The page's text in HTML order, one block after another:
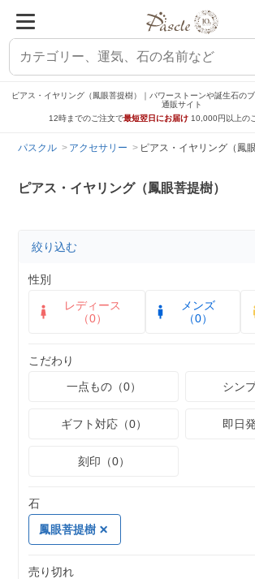
ピアス・イヤリング（鳳眼菩提樹）｜パワーストーンや誕生石の
通販サイト
12時までのご注文で最短翌日にお届け 10,000円以上の
パスクル アクセサリー ピアス・イヤリング（鳳
ピアス・イヤリング（鳳眼菩提樹）
絞り込む
性別
レディース
（0）
メンズ
（0）
こだわり
一点もの（0）
シン
ギフト対応（0） 即日
刻印（0）
石
鳳眼菩提樹
売り切れ